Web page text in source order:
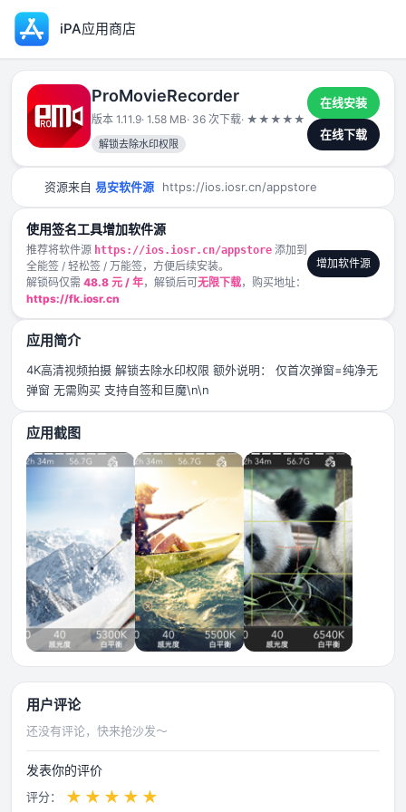
iPA应用商店
ProMovieRecorder
版本 1.11.9· 1.58 MB· 36 次下载· ★ ★ ★ ★ ★
2025-04-28
解锁去除水印权限
在线安装
在线下载
资源来自 易安软件源 https://ios.iosr.cn/appstore
使用签名工具增加软件源
推荐将软件源 https://ios.iosr.cn/appstore 添加到
全能签 / 轻松签 / 万能签，方便后续安装。
解锁码仅需 48.8 元 / 年，解锁后可无限下载，购买地址：
https://fk.iosr.cn
增加软件源
应用简介
4K高清视频拍摄 解锁去除水印权限 额外说明： 仅首次弹窗=纯净无
弹窗 无需购买 支持自签和巨魔\n\n
应用截图
用户评论
还没有评论，快来抢沙发～
发表你的评价
评分： ★ ★ ★ ★ ★